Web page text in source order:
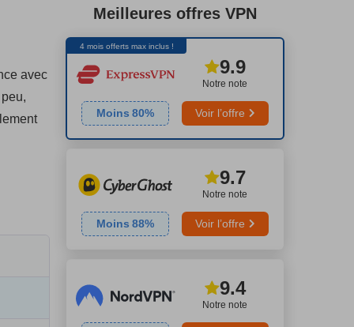
avec
Meilleures offres VPN
4 mois offerts max inclus !
Notre note
9.9
Moins 80% Voir l’offre
Notre note
9.7
Moins 88% Voir l’offre
Notre note
9.4